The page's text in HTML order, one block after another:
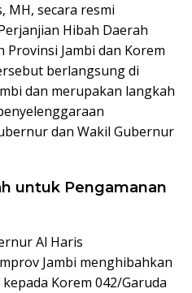
MH, secara resmi
Hibah Daerah
Jambi dan Korem
berlangsung di
dan merupakan langkah
dan Wakil Gubernur
untuk Pengamanan
Al Haris
Jambi menghibahkan
Korem 042/Garuda